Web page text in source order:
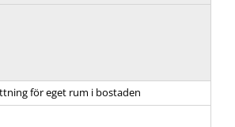
för eget rum i bostaden